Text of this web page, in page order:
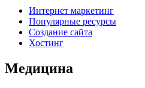
Интернет маркетинг
Популярные ресурсы
Создание сайта
Хостинг
Медицина